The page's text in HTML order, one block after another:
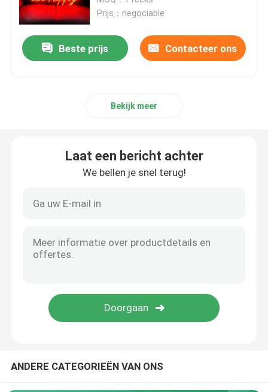
Opslag voorteken
De Raad van het restaurantteken
Lichte doossignage
Prijs：negociable
Beste prijs Contacteer ons
Bekijk meer
Laat een bericht achter
We bellen je snel terug!
ANDERE CATEGORIEËN VAN ONS